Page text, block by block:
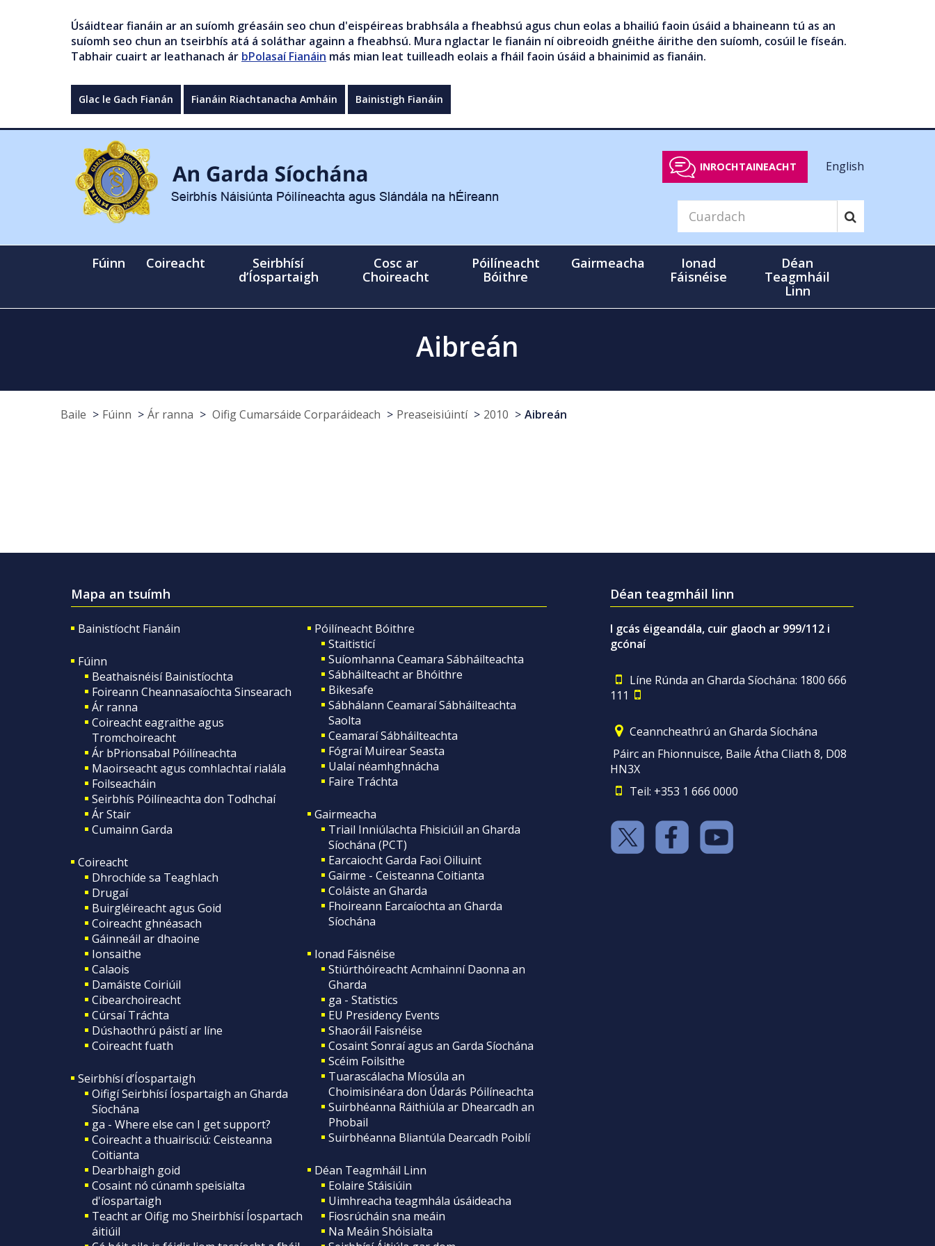
Úsáidtear fianáin ar an suíomh gréasáin seo chun d'eispéireas brabhsála a fheabhsú agus chun eolas a bhailiú faoin úsáid a bhaineann tú as an
suíomh seo chun an tseirbhís atá á soláthar againn a fheabhsú. Mura nglactar le fianáin ní oibreoidh gnéithe áirithe den suíomh, cosúil le físeán.
Tabhair cuairt ar leathanach ár bPolasaí Fianáin más mian leat tuilleadh eolais a fháil faoin úsáid a bhainimid as fianáin.
Glac le Gach Fianán Fianáin Riachtanacha Amháin Bainistigh Fianáin
INROCHTAINEACHT English
Fúinn Coireacht
Seirbhísí
d’Íospartaigh
Cosc ar
Choireacht
Póilíneacht
Bóithre
Gairmeacha
Ionad
Fáisnéise
Déan
Teagmháil
Linn
Aibreán
Baile Fúinn Ár ranna Oifig Cumarsáide Corparáideach Preaseisiúintí 2010 Aibreán
Mapa an tsuímh
Bainistíocht Fianáin
Fúinn
Beathaisnéisí Bainistíochta
Foireann Cheannasaíochta Sinsearach
Ár ranna
Coireacht eagraithe agus
Tromchoireacht
Ár bPrionsabal Póilíneachta
Maoirseacht agus comhlachtaí rialála
Foilseacháin
Seirbhís Póilíneachta don Todhchaí
Ár Stair
Cumainn Garda
Coireacht
Dhrochíde sa Teaghlach
Drugaí
Buirgléireacht agus Goid
Coireacht ghnéasach
Gáinneáil ar dhaoine
Ionsaithe
Calaois
Damáiste Coiriúil
Cibearchoireacht
Cúrsaí Tráchta
Dúshaothrú páistí ar líne
Coireacht fuath
Seirbhísí d’Íospartaigh
Oifigí Seirbhísí Íospartaigh an Gharda
Síochána
ga - Where else can I get support?
Coireacht a thuairisciú: Ceisteanna
Coitianta
Dearbhaigh goid
Cosaint nó cúnamh speisialta
d'íospartaigh
Teacht ar Oifig mo Sheirbhísí Íospartach
áitiúil
Póilíneacht Bóithre
Staitisticí
Suíomhanna Ceamara Sábháilteachta
Sábháilteacht ar Bhóithre
Bikesafe
Sábhálann Ceamaraí Sábháilteachta
Saolta
Ceamaraí Sábháilteachta
Fógraí Muirear Seasta
Ualaí néamhghnácha
Faire Tráchta
Gairmeacha
Triail Inniúlachta Fhisiciúil an Gharda
Síochána (PCT)
Earcaiocht Garda Faoi Oiliuint
Gairme - Ceisteanna Coitianta
Coláiste an Gharda
Fhoireann Earcaíochta an Gharda
Síochána
Ionad Fáisnéise
Stiúrthóireacht Acmhainní Daonna an
Gharda
ga - Statistics
EU Presidency Events
Shaoráil Faisnéise
Cosaint Sonraí agus an Garda Síochána
Scéim Foilsithe
Tuarascálacha Míosúla an
Choimisinéara don Údarás Póilíneachta
Suirbhéanna Ráithiúla ar Dhearcadh an
Phobail
Suirbhéanna Bliantúla Dearcadh Poiblí
Déan Teagmháil Linn
Eolaire Stáisiúin
Uimhreacha teagmhála úsáideacha
Fiosrúcháin sna meáin
Na Meáin Shóisialta
Déan teagmháil linn
I gcás éigeandála, cuir glaoch ar 999/112 i
gcónaí
Líne Rúnda an Gharda Síochána: 1800 666
111
Ceanncheathrú an Gharda Síochána
Páirc an Fhionnuisce, Baile Átha Cliath 8, D08
HN3X
Teil: +353 1 666 0000